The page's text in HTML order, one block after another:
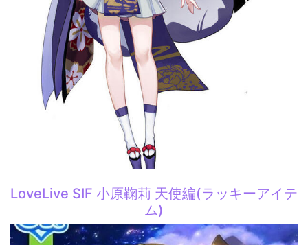
LoveLive SIF 小原鞠莉 天使編(ラッキーアイテ
ム)